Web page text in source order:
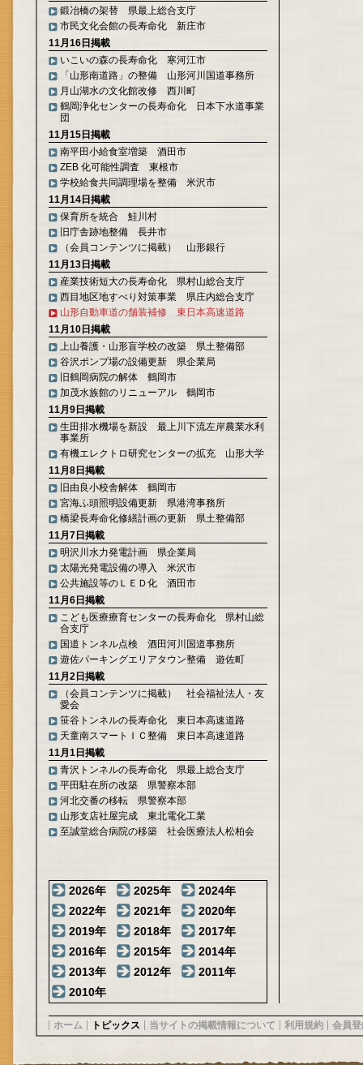
鍛冶橋の架替 県最上総合支庁
市民文化会館の長寿命化 新庄市
11月16日掲載
いこいの森の長寿命化 寒河江市
「山形南道路」の整備 山形河川国道事務所
月山湖水の文化館改修 西川町
鶴岡浄化センターの長寿命化 日本下水道事業
団
11月15日掲載
南平田小給食室増築 酒田市
ZEB 化可能性調査 東根市
学校給食共同調理場を整備 米沢市
11月14日掲載
保育所を統合 鮭川村
旧庁舎跡地整備 長井市
（会員コンテンツに掲載） 山形銀行
11月13日掲載
産業技術短大の長寿命化 県村山総合支庁
西目地区地すべり対策事業 県庄内総合支庁
山形自動車道の舗装補修 東日本高速道路
11月10日掲載
上山養護・山形盲学校の改築 県土整備部
谷沢ポンプ場の設備更新 県企業局
旧鶴岡病院の解体 鶴岡市
加茂水族館のリニューアル 鶴岡市
11月9日掲載
生田排水機場を新設 最上川下流左岸農業水利
事業所
有機エレクトロ研究センターの拡充 山形大学
11月8日掲載
旧由良小校舎解体 鶴岡市
宮海ふ頭照明設備更新 県港湾事務所
橋梁長寿命化修繕計画の更新 県土整備部
11月7日掲載
明沢川水力発電計画 県企業局
太陽光発電設備の導入 米沢市
公共施設等のＬＥＤ化 酒田市
11月6日掲載
こども医療療育センターの長寿命化 県村山総
合支庁
国道トンネル点検 酒田河川国道事務所
遊佐パーキングエリアタウン整備 遊佐町
11月2日掲載
（会員コンテンツに掲載） 社会福祉法人・友
愛会
笹谷トンネルの長寿命化 東日本高速道路
天童南スマートＩＣ整備 東日本高速道路
11月1日掲載
青沢トンネルの長寿命化 県最上総合支庁
平田駐在所の改築 県警察本部
河北交番の移転 県警察本部
山形支店社屋完成 東北電化工業
至誠堂総合病院の移築 社会医療法人松柏会
2026年 2025年
2024年
2022年
2021年
2020年
2019年
2018年
2017年
2016年
2015年
2014年
2013年
2012年
2011年
2010年
ホーム トピックス 当サイトの掲載情報について 利用規約 会員